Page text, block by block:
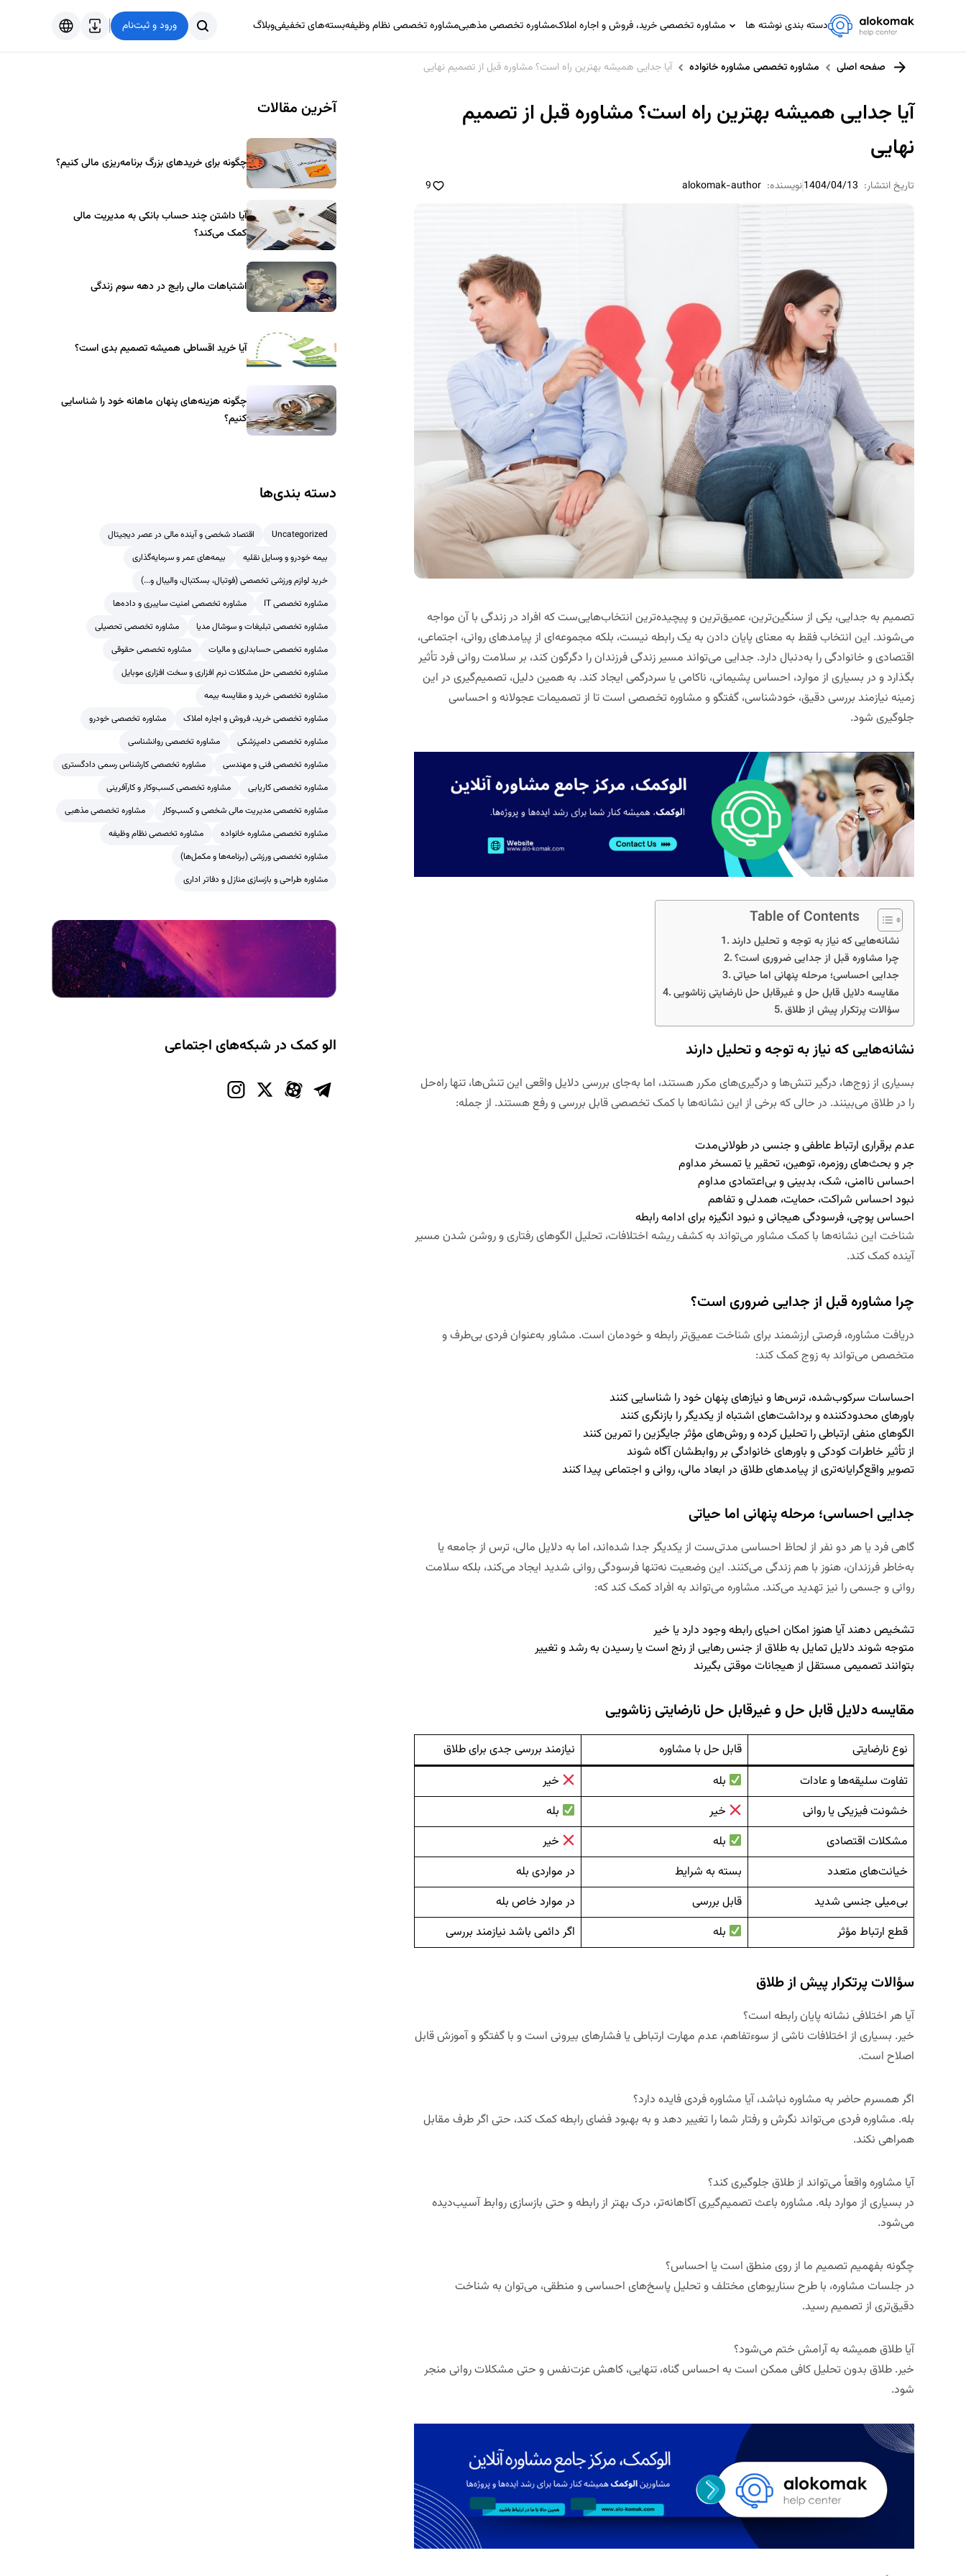
دسته بندی نوشته ها
مشاوره تخصصی IT
مشاوره خانواده
مشاوره تخصصی خرید، فروش و اجاره املاکمشاوره تخصصی مذهبیمشاوره تخصصی نظام وظیفهبسته‌های تخفیفیوبلاگ ورود و ثبت‌نام
فارسی
صفحه اصلی مشاوره تخصصی مشاوره خانواده آیا جدایی همیشه بهترین راه است؟ مشاوره قبل از تصمیم نهایی
آیا جدایی همیشه بهترین راه است؟ مشاوره قبل از تصمیم
نهایی
تاریخ انتشار: 1404/04/13نویسنده: alokomak-author
9
تصمیم به جدایی، یکی از سنگین‌ترین، عمیق‌ترین و پیچیده‌ترین انتخاب‌هایی‌ست که افراد در زندگی با آن مواجه
می‌شوند. این انتخاب فقط به معنای پایان دادن به یک رابطه نیست، بلکه مجموعه‌ای از پیامدهای روانی، اجتماعی،
اقتصادی و خانوادگی را به‌دنبال دارد. جدایی می‌تواند مسیر زندگی فرزندان را دگرگون کند، بر سلامت روانی فرد تأثیر
بگذارد و در بسیاری از موارد، احساس پشیمانی، ناکامی یا سردرگمی ایجاد کند. به همین دلیل، تصمیم‌گیری در این
زمینه نیازمند بررسی دقیق، خودشناسی، گفتگو و مشاوره تخصصی است تا از تصمیمات عجولانه و احساسی
جلوگیری شود.
Table of Contents
نشانه‌هایی که نیاز به توجه و تحلیل دارند
چرا مشاوره قبل از جدایی ضروری است؟
جدایی احساسی؛ مرحله پنهانی اما حیاتی
مقایسه دلایل قابل حل و غیرقابل حل نارضایتی زناشویی
سؤالات پرتکرار پیش از طلاق
نشانه‌هایی که نیاز به توجه و تحلیل دارند
بسیاری از زوج‌ها، درگیر تنش‌ها و درگیری‌های مکرر هستند، اما به‌جای بررسی دلایل واقعی این تنش‌ها، تنها راه‌حل
را در طلاق می‌بینند. در حالی که برخی از این نشانه‌ها با کمک تخصصی قابل بررسی و رفع هستند. از جمله:
عدم برقراری ارتباط عاطفی و جنسی در طولانی‌مدت
جر و بحث‌های روزمره، توهین، تحقیر یا تمسخر مداوم
احساس ناامنی، شک، بدبینی و بی‌اعتمادی مداوم
نبود احساس شراکت، حمایت، همدلی و تفاهم
احساس پوچی، فرسودگی هیجانی و نبود انگیزه برای ادامه رابطه
شناخت این نشانه‌ها با کمک مشاور می‌تواند به کشف ریشه اختلافات، تحلیل الگوهای رفتاری و روشن شدن مسیر
آینده کمک کند.
چرا مشاوره قبل از جدایی ضروری است؟
دریافت مشاوره، فرصتی ارزشمند برای شناخت عمیق‌تر رابطه و خودمان است. مشاور به‌عنوان فردی بی‌طرف و
متخصص می‌تواند به زوج کمک کند:
احساسات سرکوب‌شده، ترس‌ها و نیازهای پنهان خود را شناسایی کنند
باورهای محدودکننده و برداشت‌های اشتباه از یکدیگر را بازنگری کنند
الگوهای منفی ارتباطی را تحلیل کرده و روش‌های مؤثر جایگزین را تمرین کنند
از تأثیر خاطرات کودکی و باورهای خانوادگی بر روابطشان آگاه شوند
تصویر واقع‌گرایانه‌تری از پیامدهای طلاق در ابعاد مالی، روانی و اجتماعی پیدا کنند
جدایی احساسی؛ مرحله پنهانی اما حیاتی
گاهی فرد یا هر دو نفر از لحاظ احساسی مدتی‌ست از یکدیگر جدا شده‌اند، اما به دلایل مالی، ترس از جامعه یا
به‌خاطر فرزندان، هنوز با هم زندگی می‌کنند. این وضعیت نه‌تنها فرسودگی روانی شدید ایجاد می‌کند، بلکه سلامت
روانی و جسمی را نیز تهدید می‌کند. مشاوره می‌تواند به افراد کمک کند که:
تشخیص دهند آیا هنوز امکان احیای رابطه وجود دارد یا خیر
متوجه شوند دلایل تمایل به طلاق از جنس رهایی از رنج است یا رسیدن به رشد و تغییر
بتوانند تصمیمی مستقل از هیجانات موقتی بگیرند
مقایسه دلایل قابل حل و غیرقابل حل نارضایتی زناشویی
نوع نارضایتی قابل حل با مشاوره
نیازمند بررسی جدی برای طلاق
تفاوت سلیقه‌ها و عادات
بله
خیر
خشونت فیزیکی یا روانی
خیر
بله
مشکلات اقتصادی
بله
خیر
خیانت‌های متعدد
بسته به شرایط
در مواردی بله
بی‌میلی جنسی شدید
قابل بررسی
در موارد خاص بله
قطع ارتباط مؤثر
بله اگر دائمی باشد نیازمند بررسی
سؤالات پرتکرار پیش از طلاق
آیا هر اختلافی نشانه پایان رابطه است؟
خیر. بسیاری از اختلافات ناشی از سوءتفاهم، عدم مهارت ارتباطی یا فشارهای بیرونی است و با گفتگو و آموزش قابل
اصلاح است.
اگر همسرم حاضر به مشاوره نباشد، آیا مشاوره فردی فایده دارد؟
بله. مشاوره فردی می‌تواند نگرش و رفتار شما را تغییر دهد و به بهبود فضای رابطه کمک کند، حتی اگر طرف مقابل
همراهی نکند.
آیا مشاوره واقعاً می‌تواند از طلاق جلوگیری کند؟
در بسیاری از موارد بله. مشاوره باعث تصمیم‌گیری آگاهانه‌تر، درک بهتر از رابطه و حتی بازسازی روابط آسیب‌دیده
می‌شود.
چگونه بفهمیم تصمیم ما از روی منطق است یا احساس؟
در جلسات مشاوره، با طرح سناریوهای مختلف و تحلیل پاسخ‌های احساسی و منطقی، می‌توان به شناخت
دقیق‌تری از تصمیم رسید.
آیا طلاق همیشه به آرامش ختم می‌شود؟
خیر. طلاق بدون تحلیل کافی ممکن است به احساس گناه، تنهایی، کاهش عزت‌نفس و حتی مشکلات روانی منجر
شود.
آخرین مقالات
چگونه برای خریدهای بزرگ برنامه‌ریزی مالی کنیم؟
آیا داشتن چند حساب بانکی به مدیریت مالی
کمک می‌کند؟
اشتباهات مالی رایج در دهه سوم زندگی
آیا خرید اقساطی همیشه تصمیم بدی است؟
چگونه هزینه‌های پنهان ماهانه خود را شناسایی
کنیم؟
دسته بندی‌ها
Uncategorized
اقتصاد شخصی و آینده مالی در عصر دیجیتال
بیمه خودرو و وسایل نقلیه
بیمه‌های عمر و سرمایه‌گذاری
خرید لوازم ورزشی تخصصی (فوتبال، بسکتبال، والیبال و...)
مشاوره تخصصی IT
مشاوره تخصصی امنیت سایبری و داده‌ها
مشاوره تخصصی تبلیغات و سوشال مدیا
مشاوره تخصصی تحصیلی
مشاوره تخصصی حسابداری و مالیات
مشاوره تخصصی حقوقی
مشاوره تخصصی حل مشکلات نرم افزاری و سخت افزاری موبایل
مشاوره تخصصی خرید و مقایسه بیمه
مشاوره تخصصی خرید، فروش و اجاره املاک
مشاوره تخصصی خودرو
مشاوره تخصصی دامپزشکی
مشاوره تخصصی روانشناسی
مشاوره تخصصی فنی و مهندسی
مشاوره تخصصی کارشناس رسمی دادگستری
مشاوره تخصصی کاریابی
مشاوره تخصصی کسب‌وکار و کارآفرینی
مشاوره تخصصی مدیریت مالی شخصی و کسب‌وکار
مشاوره تخصصی مذهبی
مشاوره تخصصی مشاوره خانواده
مشاوره تخصصی نظام وظیفه
مشاوره تخصصی ورزشی (برنامه‌ها و مکمل‌ها)
مشاوره طراحی و بازسازی منازل و دفاتر اداری
الو کمک در شبکه‌های اجتماعی